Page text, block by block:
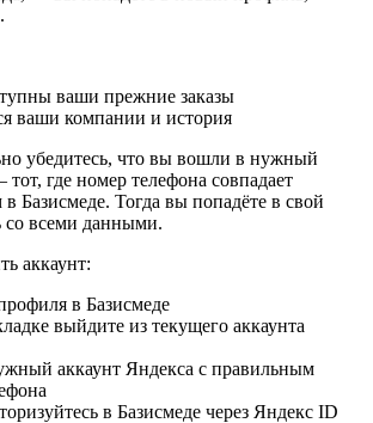
ваши прежние заказы
ваши компании и история
убедитесь, что вы вошли в нужный
где номер телефона совпадает
Базисмеде. Тогда вы попадёте в свой
всеми данными.
аккаунт:
в Базисмеде
выйдите из текущего аккаунта
аккаунт Яндекса с правильным
в Базисмеде через Яндекс ID